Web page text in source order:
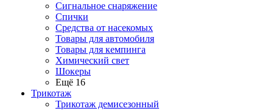
Сигнальное снаряжение
Спички
Средства от насекомых
Товары для автомобиля
Товары для кемпинга
Химический свет
Шокеры
Ещё 16
Трикотаж
Трикотаж демисезонный